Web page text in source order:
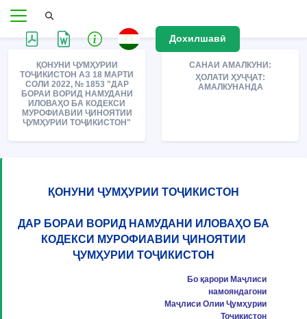
Дохилшавӣ
ҚОНУНИ ҶУМҲУРИИ
ТОҶИКИСТОН АЗ 18 МАРТИ
СОЛИ 2022, № 1853 "ДАР
БОРАИ ВОРИД НАМУДАНИ
ИЛОВАҲО БА КОДЕКСИ
МУРОФИАВИИ ҶИНОЯТИИ
ҶУМҲУРИИ ТОҶИКИСТОН"
САНАИ АМАЛКУНИ:
ҲОЛАТИ ҲУҶҶАТ:
АМАЛКУНАНДА
ҚОНУНИ ҶУМҲУРИИ ТОҶИКИСТОН
ДАР БОРАИ ВОРИД НАМУДАНИ ИЛОВАҲО БА
КОДЕКСИ МУРОФИАВИИ ҶИНОЯТИИ
ҶУМҲУРИИ ТОҶИКИСТОН
Бо қарори Маҷлиси
намояндагони
Маҷлиси Олии Ҷумҳурии
Тоҷикистон